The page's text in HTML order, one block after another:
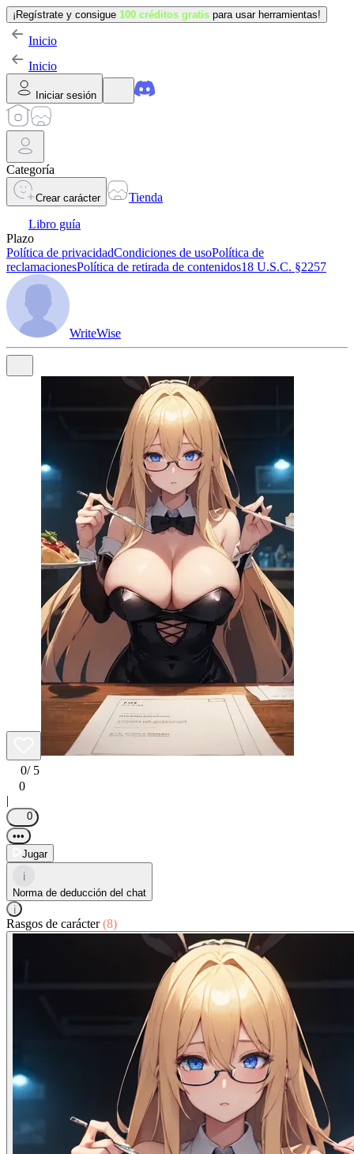
¡Regístrate y consigue 100 créditos gratis para usar herramientas!
Inicio
Inicio
Iniciar sesión
Categoría
Crear carácter
Tienda
Libro guía
Plazo
Política de privacidadCondiciones de usoPolítica de
reclamacionesPolítica de retirada de contenidos18 U.S.C. §2257
WriteWise
0/ 5
0
|
0
•••
Jugar
i
Norma de deducción del chat
i
Rasgos de carácter(8)